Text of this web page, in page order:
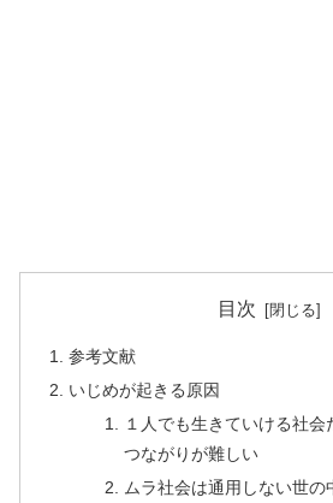
目次
参考文献
いじめが起きる原因
１人でも生きていける社
つながりが難しい
ムラ社会は通用しない世の